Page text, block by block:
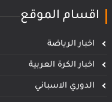
اقسام الموقع
اخبار الرياضة
اخبار الكرة العربية
الدوري الاسباني